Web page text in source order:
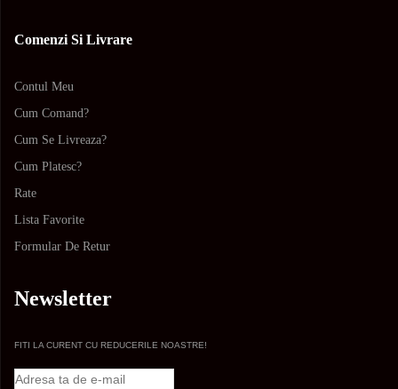
Comenzi Si Livrare
Contul Meu
Cum Comand?
Cum Se Livreaza?
Cum Platesc?
Rate
Lista Favorite
Formular De Retur
Newsletter
FITI LA CURENT CU REDUCERILE NOASTRE!